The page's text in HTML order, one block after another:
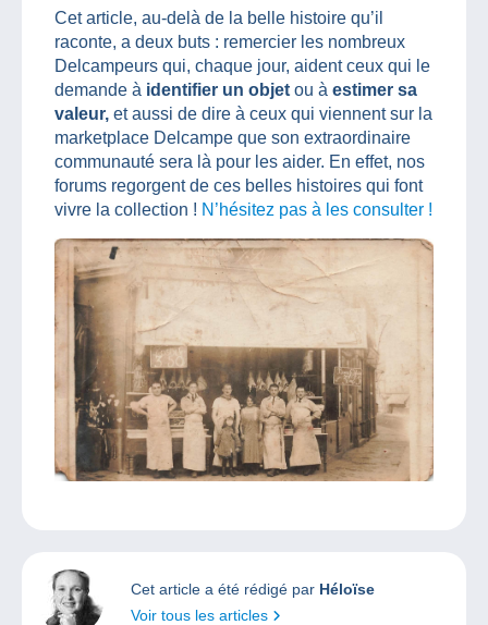
Cet article, au-delà de la belle histoire qu’il
raconte, a deux buts : remercier les nombreux
Delcampeurs qui, chaque jour, aident ceux qui le
demande à identifier un objet ou à estimer sa
valeur, et aussi de dire à ceux qui viennent sur la
marketplace Delcampe que son extraordinaire
communauté sera là pour les aider. En effet, nos
forums regorgent de ces belles histoires qui font
vivre la collection ! N’hésitez pas à les consulter !
Cet article a été rédigé par Héloïse
Voir tous les articles